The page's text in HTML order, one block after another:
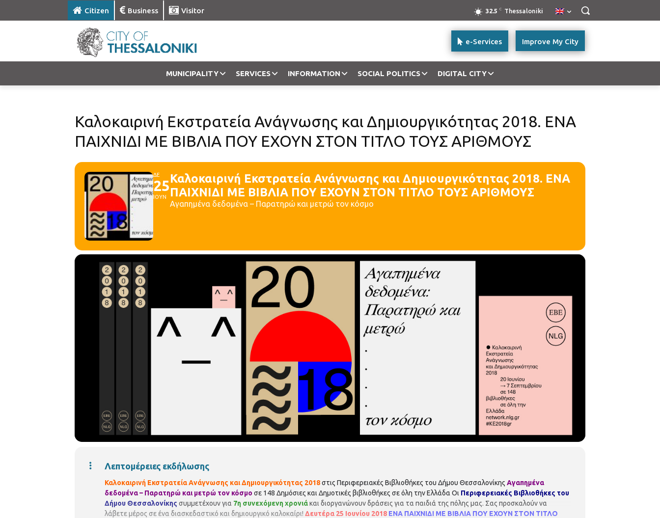
Citizen Business Visitor 32.5 C Thessaloniki
Improve My City
e-Services
MUNICIPALITY SERVICES INFORMATION SOCIAL POLITICS DIGITAL CITY
Καλοκαιρινή Εκστρατεία Ανάγνωσης και Δημιουργικότητας 2018. ΕΝΑ
ΠΑΙΧΝΙΔΙ ΜΕ ΒΙΒΛΙΑ ΠΟΥ ΕΧΟΥΝ ΣΤΟΝ ΤΙΤΛΟ ΤΟΥΣ ΑΡΙΘΜΟΥΣ
ΔΕ
25
ΙΟΥΝ
Καλοκαιρινή Εκστρατεία Ανάγνωσης και Δημιουργικότητας 2018. ΕΝΑ
ΠΑΙΧΝΙΔΙ ΜΕ ΒΙΒΛΙΑ ΠΟΥ ΕΧΟΥΝ ΣΤΟΝ ΤΙΤΛΟ ΤΟΥΣ ΑΡΙΘΜΟΥΣ
Αγαπημένα δεδομένα – Παρατηρώ και μετρώ τον κόσμο
Λεπτομέρειες εκδήλωσης
Καλοκαιρινή Εκστρατεία Ανάγνωσης και Δημιουργικότητας 2018στις Περιφερειακές Βιβλιοθήκες του Δήμου Θεσσαλονίκης Αγαπημένα
δεδομένα – Παρατηρώ και μετρώ τον κόσμο σε 148 Δημόσιες και Δημοτικές βιβλιοθήκες σε όλη την Ελλάδα Οι Περιφερειακές Βιβλιοθήκες του
Δήμου Θεσσαλονίκης συμμετέχουν για 7η συνεχόμενη χρονιάκαι διοργανώνουν δράσεις για τα παιδιά της πόλης μας. Σας προσκαλούν να
λάβετε μέρος σε ένα διασκεδαστικό και δημιουργικό καλοκαίρι! Δευτέρα 25 Ιουνίου 2018 ΕΝΑ ΠΑΙΧΝΙΔΙ ΜΕ ΒΙΒΛΙΑ ΠΟΥ ΕΧΟΥΝ ΣΤΟΝ ΤΙΤΛΟ